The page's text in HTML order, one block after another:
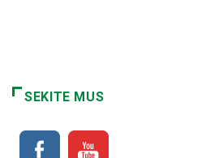
SEKITE MUS